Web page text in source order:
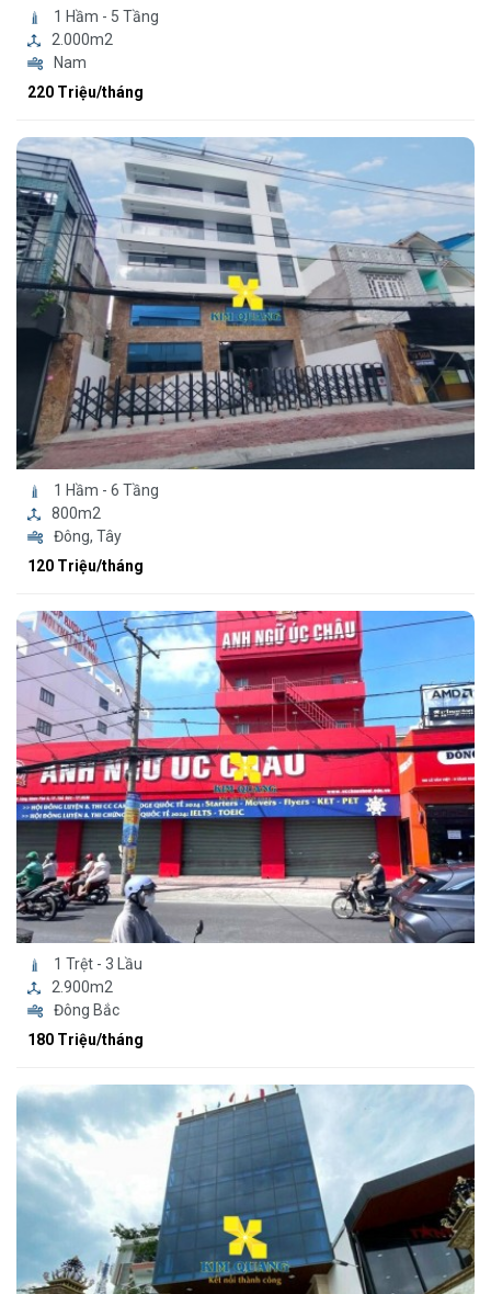
1 Hầm - 5 Tầng
2.000m2
Nam
220 Triệu/tháng
1 Hầm - 6 Tầng
800m2
Đông, Tây
120 Triệu/tháng
1 Trệt - 3 Lầu
2.900m2
Đông Bắc
180 Triệu/tháng